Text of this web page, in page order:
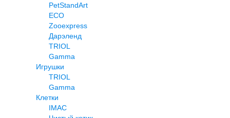
PetStandArt
ECO
Zooexpress
Дарэленд
TRIOL
Gamma
Игрушки
TRIOL
Gamma
Клетки
IMAC